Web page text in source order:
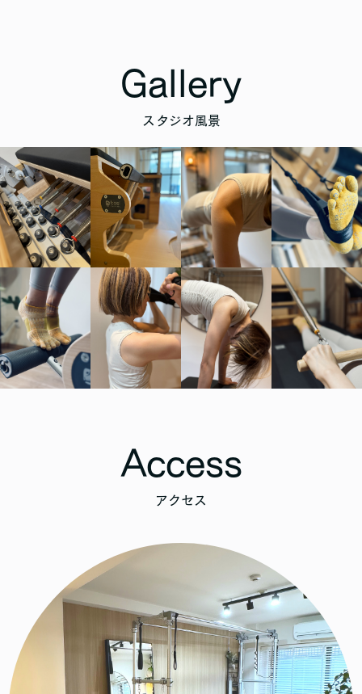
Gallery
スタジオ風景
Access
アクセス